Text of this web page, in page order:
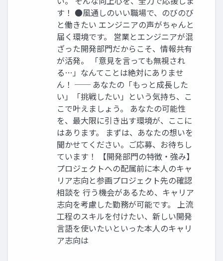
す！ ●風通しのいい職場で、のびのび
と働きたい エンジニアの声がちゃんと
届く環境です。 営業とエンジニアが混
ざった開発部門だからこそ、情報共有
が活発。 「意見を言っても無視され
る…」なんてことは絶対にありませ
ん！ ── あなたの「もっと成長した
い」「挑戦したい」という気持ち、こ
こで叶えましょう。 あなたの可能性
を、最大限に引き出す環境が、ここに
はあります。 まずは、あなたの想いを
聞かせてください。ご応募、お待ちし
ています！ 【開発部門の特徴・強み】
プロジェクトへの配属前に本人のキャ
リア志向と参画プロジェクト先の確認
相談を 行う機会があるため、キャリア
志向を考慮した勤務が可能です。 上流
工程のスキルを付けたい、新しい開発
言語を使いたいといった本人のキャリ
ア志向は